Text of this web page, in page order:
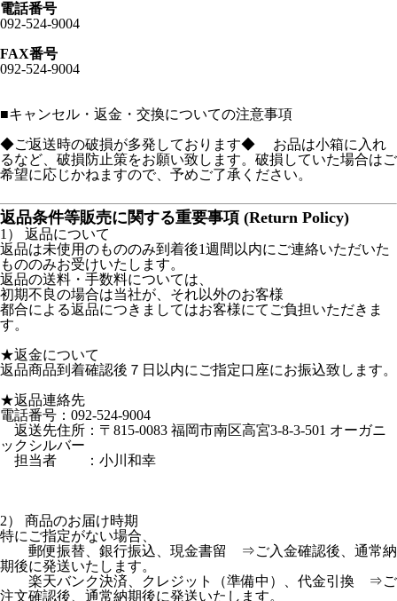
電話番号
092-524-9004
FAX番号
092-524-9004
■キャンセル・返金・交換についての注意事項
◆ご返送時の破損が多発しております◆ お品は小箱に入れ
るなど、破損防止策をお願い致します。破損していた場合はご
希望に応じかねますので、予めご了承ください。
返品条件等販売に関する重要事項 (Return Policy)
1） 返品について
返品は未使用のもののみ到着後1週間以内にご連絡いただいた
もののみお受けいたします。
返品の送料・手数料については、
初期不良の場合は当社が、それ以外のお客様
都合による返品につきましてはお客様にてご負担いただきま
す。
★返金について
返品商品到着確認後７日以内にご指定口座にお振込致します。
★返品連絡先
電話番号：092-524-9004
返送先住所：〒815-0083 福岡市南区高宮3-8-3-501 オーガニ
ックシルバー
担当者 ：小川和幸
2） 商品のお届け時期
特にご指定がない場合、
郵便振替、銀行振込、現金書留 ⇒ご入金確認後、通常納
期後に発送いたします。
楽天バンク決済、クレジット（準備中）、代金引換 ⇒ご
注文確認後、通常納期後に発送いたします。